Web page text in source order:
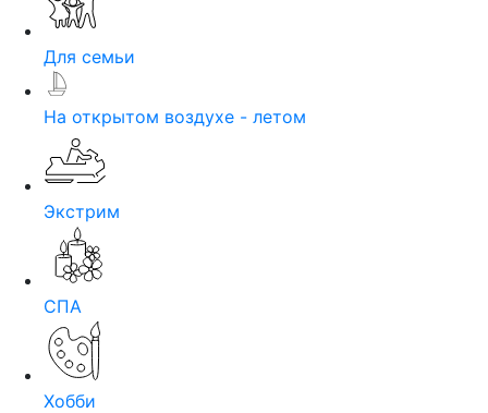
Для семьи
На открытом воздухе - летом
Экстрим
СПА
Хобби